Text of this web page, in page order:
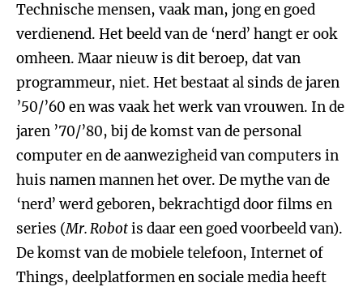
Technische mensen, vaak man, jong en goed
verdienend. Het beeld van de ‘nerd’ hangt er ook
omheen. Maar nieuw is dit beroep, dat van
programmeur, niet. Het bestaat al sinds de jaren
’50/’60 en was vaak het werk van vrouwen. In de
jaren ’70/’80, bij de komst van de personal
computer en de aanwezigheid van computers in
huis namen mannen het over. De mythe van de
‘nerd’ werd geboren, bekrachtigd door films en
series (Mr. Robotis daar een goed voorbeeld van).
De komst van de mobiele telefoon, Internet of
Things, deelplatformen en sociale media heeft